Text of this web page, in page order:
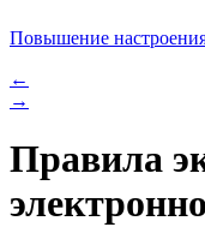
Повышение
←
→
Правила